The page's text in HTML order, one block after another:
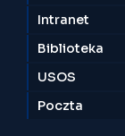
Intranet
Biblioteka
USOS
Poczta